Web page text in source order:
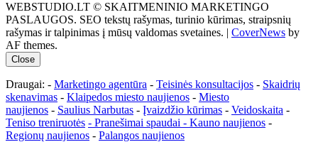
WEBSTUDIO.LT © SKAITMENINIO MARKETINGO
PASLAUGOS. SEO tekstų rašymas, turinio kūrimas, straipsnių
rašymas ir talpinimas į mūsų valdomas svetaines. | CoverNews by
AF themes.
Close
Draugai: - Marketingo agentūra - Teisinės konsultacijos - Skaidrių
skenavimas - Klaipedos miesto naujienos - Miesto
naujienos - Saulius Narbutas - Įvaizdžio kūrimas - Veidoskaita -
Teniso treniruotės - Pranešimai spaudai - Kauno naujienos -
Regionų naujienos - Palangos naujienos